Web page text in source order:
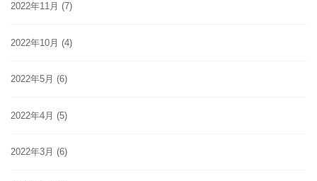
2022年11月 (7)
2022年10月 (4)
2022年5月 (6)
2022年4月 (5)
2022年3月 (6)